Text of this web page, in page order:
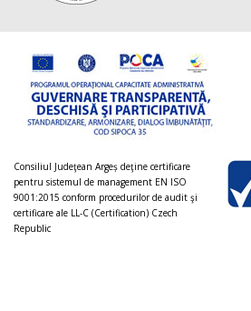
Consiliul Judeţean Argeș deţine certificare
pentru sistemul de management EN ISO
9001:2015 conform procedurilor de audit şi
certificare ale LL-C (Certification) Czech
Republic